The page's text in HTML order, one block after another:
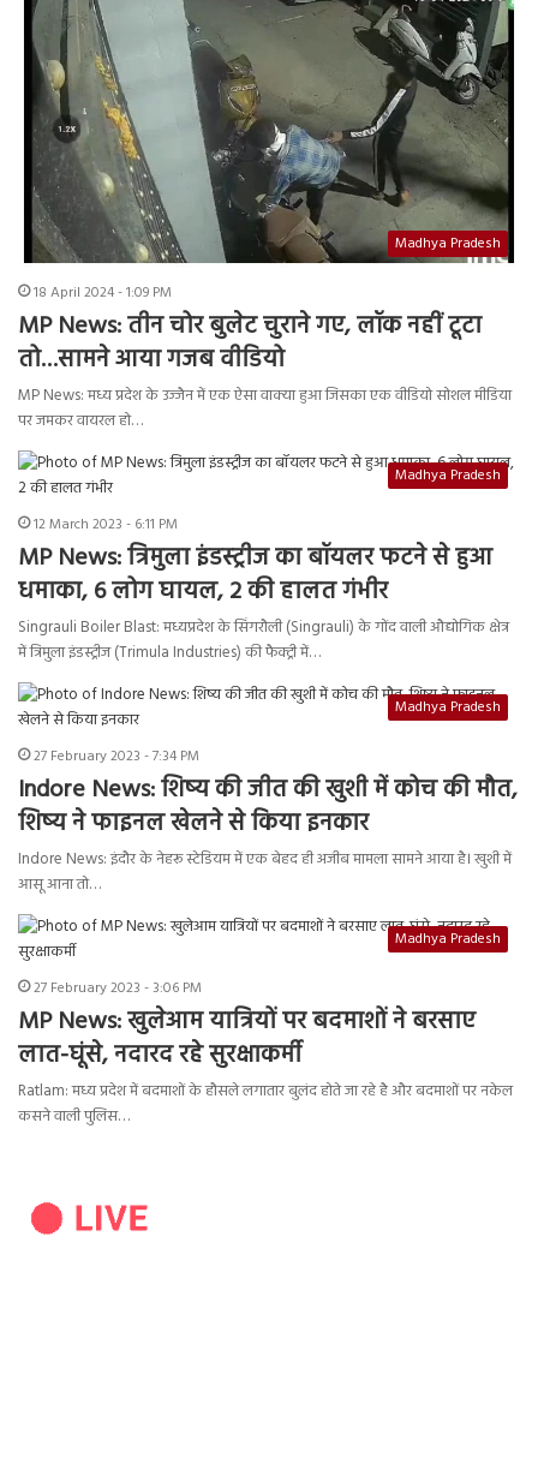
Madhya Pradesh
18 April 2024 - 1:09 PM
MP News: तीन चोर बुलेट चुराने गए, लॉक नहीं टूटा
तो…सामने आया गजब वीडियो
MP News: मध्य प्रदेश के उज्जैन में एक ऐसा वाक्या हुआ जिसका एक वीडियो सोशल मीडिया
पर जमकर वायरल हो…
Madhya Pradesh
12 March 2023 - 6:11 PM
MP News: त्रिमुला इंडस्ट्रीज का बॉयलर फटने से हुआ
धमाका, 6 लोग घायल, 2 की हालत गंभीर
Singrauli Boiler Blast: मध्यप्रदेश के सिंगरौली (Singrauli) के गोंद वाली औद्योगिक क्षेत्र
में त्रिमुला इंडस्ट्रीज (Trimula Industries) की फैक्ट्री में…
Madhya Pradesh
27 February 2023 - 7:34 PM
Indore News: शिष्‍य की जीत की खुशी में कोच की मौत,
शिष्‍य ने फाइनल खेलने से किया इनकार
Indore News: इंदौर के नेहरू स्टेडियम में एक बेहद ही अजीब मामला सामने आया है। खुशी में
आसू आना तो…
Madhya Pradesh
27 February 2023 - 3:06 PM
MP News:खुलेआम यात्रियों पर बदमाशों ने बरसाए
लात-घूंसे, नदारद रहे सुरक्षाकर्मी
Ratlam: मध्य प्रदेश में बदमाशों के हौसले लगातार बुलंद होते जा रहे है और बदमाशों पर नकेल
कसने वाली पुलिस…